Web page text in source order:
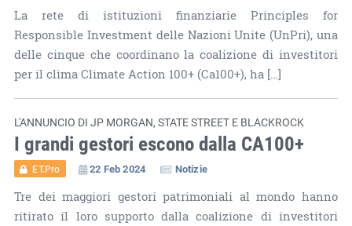
La rete di istituzioni finanziarie Principles for
Responsible Investment delle Nazioni Unite (UnPri), una
delle cinque che coordinano la coalizione di investitori
per il clima Climate Action 100+ (Ca100+), ha […]
L'ANNUNCIO DI JP MORGAN, STATE STREET E BLACKROCK
I grandi gestori escono dalla CA100+
ET.Pro 22 Feb 2024 Notizie
Tre dei maggiori gestori patrimoniali al mondo hanno
ritirato il loro supporto dalla coalizione di investitori